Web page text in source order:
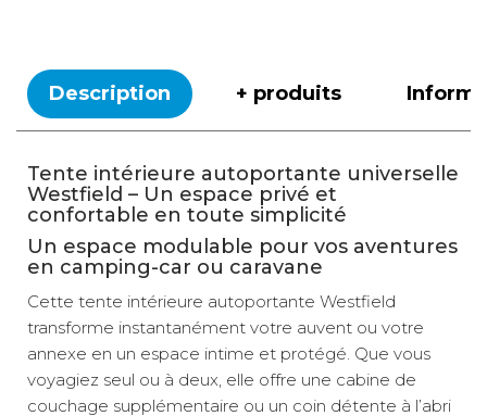
Description + produits
Tente intérieure autoportante universelle
Westfield – Un espace privé et
confortable en toute simplicité
Un espace modulable pour vos aventures
en camping-car ou caravane
Cette tente intérieure autoportante Westfield
transforme instantanément votre auvent ou votre
annexe en un espace intime et protégé. Que vous
voyagiez seul ou à deux, elle offre une cabine de
couchage supplémentaire ou un coin détente à l’abri